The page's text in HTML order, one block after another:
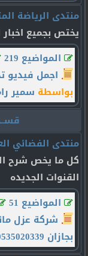
منتدى الرياضة
يختص بجميع اخبار
المواضيع 219
اجمل فيديو
بواسطة سمير
منتدى الفضائي
كل ما يخص شرح
القنوات الجديده
المواضيع 51
شركة عزل
بجازان 0535020339